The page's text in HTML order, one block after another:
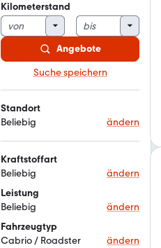
Kilometerstand
Angebote
Suche speichern
Standort
Beliebig
ändern
Kraftstoffart
Beliebig
ändern
Leistung
Beliebig
ändern
Fahrzeugtyp
Cabrio / Roadster
ändern